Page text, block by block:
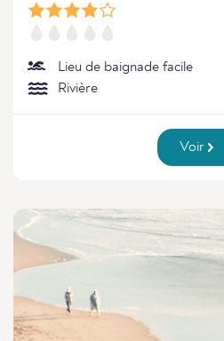
Lieu de baignade facile
Rivière
Voir